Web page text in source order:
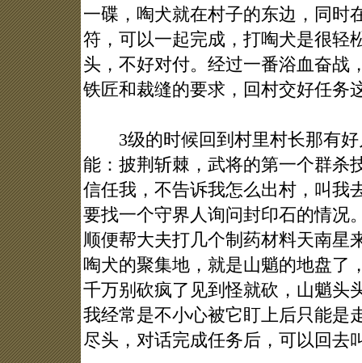
一碟，啕犬就在村子的东边，同时
符，可以一起完成，打啕犬是很轻
头，不好对付。经过一番浴血奋战
铁匠和裁缝的要求，回村交好任务
3级的时候回到村里村长那有好
能：披荆斩棘，武将的第一个群杀
信任我，不告诉我怎么出村，叫我
要找一个守界人询问封印石的情况
顺便帮大夫打几个制药材料天南星
啕犬的聚集地，就是山魈的地盘了
千万别砍疯了见到怪就砍，山魈头
我经常是不小心被它盯上后只能是
尽头，对话完成任务后，可以回去